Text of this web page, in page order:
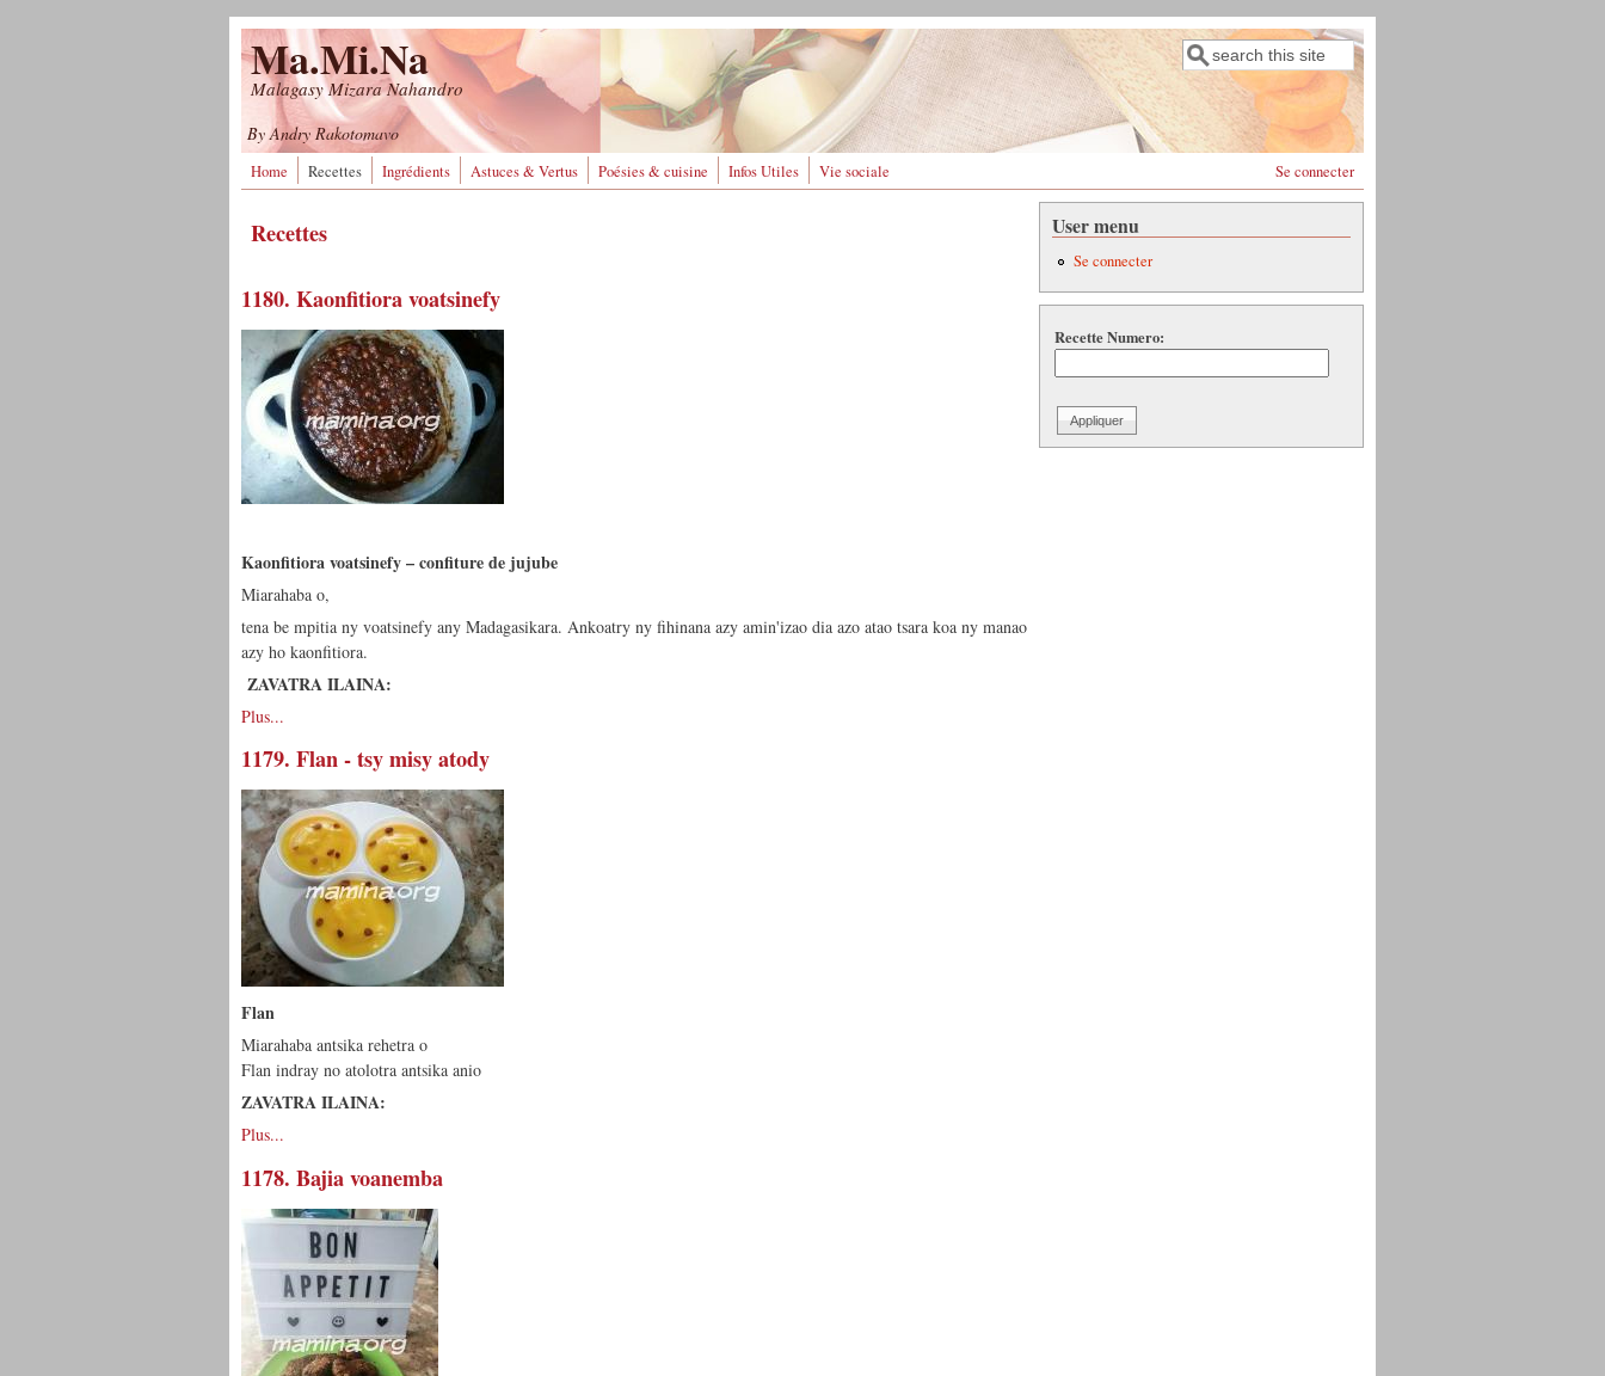
Ma.Mi.Na
Malagasy Mizara Nahandro
Formulaire de recherche
Rechercher
By Andry Rakotomavo
Home Recettes Ingrédients Astuces & Vertus Poésies & cuisine Infos Utiles Vie sociale Se connecter
Recettes
1180. Kaonfitiora voatsinefy
Kaonfitiora voatsinefy – confiture de jujube
Miarahaba o,
tena be mpitia ny voatsinefy any Madagasikara. Ankoatry ny fihinana azy amin'izao dia azo atao tsara koa ny manao
azy ho kaonfitiora.
ZAVATRA ILAINA:
Plus...
1179. Flan - tsy misy atody
Flan
Miarahaba antsika rehetra o
Flan indray no atolotra antsika anio
ZAVATRA ILAINA:
Plus...
1178. Bajia voanemba
User menu
Se connecter
Recette Numero: